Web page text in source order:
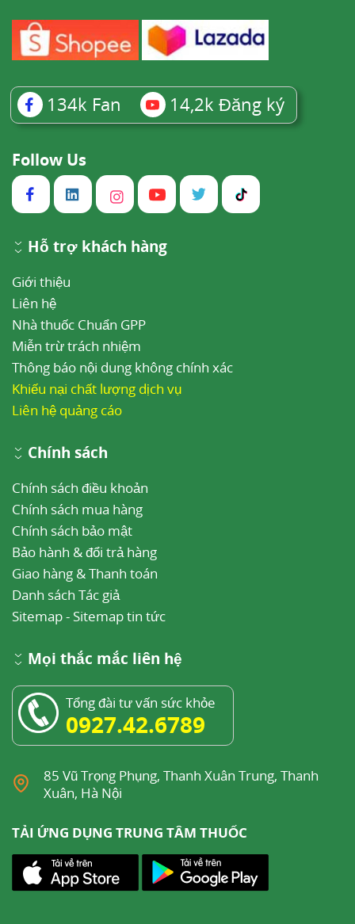
134k Fan 14,2k Đăng ký
Follow Us
Hỗ trợ khách hàng
Giới thiệu
Liên hệ
Nhà thuốc Chuẩn GPP
Miễn trừ trách nhiệm
Thông báo nội dung không chính xác
Khiếu nại chất lượng dịch vụ
Liên hệ quảng cáo
Chính sách
Chính sách điều khoản
Chính sách mua hàng
Chính sách bảo mật
Bảo hành & đổi trả hàng
Giao hàng & Thanh toán
Danh sách Tác giả
Sitemap- Sitemap tin tức
Mọi thắc mắc liên hệ
Tổng đài tư vấn sức khỏe
0927.42.6789
85 Vũ Trọng Phụng, Thanh Xuân Trung, Thanh
Xuân, Hà Nội
TẢI ỨNG DỤNG TRUNG TÂM THUỐC